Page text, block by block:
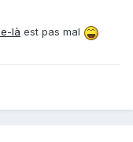
là est pas mal